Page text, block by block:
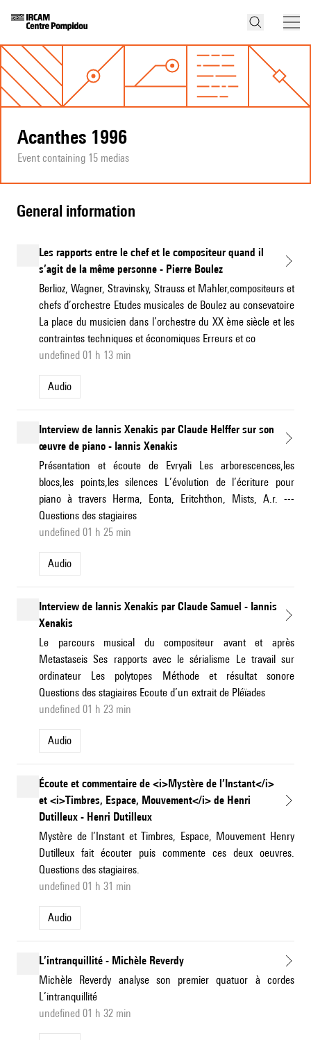
Acanthes 1996
Event containing 15 medias
general information
Les rapports entre le chef et le compositeur quand il
s’agit de la même personne - Pierre Boulez
Berlioz, Wagner, Stravinsky, Strauss et Mahler,compositeurs et
chefs d’orchestre Etudes musicales de Boulez au consevatoire
La place du musicien dans l’orchestre du XX ème siècle et les
contraintes techniques et économiques Erreurs et co
undefined 01 h 13 min
Audio
Interview de Iannis Xenakis par Claude Helffer sur son
œuvre de piano - Iannis Xenakis
Présentation et écoute de Evryali Les arborescences,les
blocs,les points,les silences L’évolution de l’écriture pour
piano à travers Herma, Eonta, Eritchthon, Mists, A.r. ---
Questions des stagiaires
undefined 01 h 25 min
Audio
Interview de Iannis Xenakis par Claude Samuel - Iannis
Xenakis
Le parcours musical du compositeur avant et après
Metastaseis Ses rapports avec le sérialisme Le travail sur
ordinateur Les polytopes Méthode et résultat sonore
Questions des stagiaires Ecoute d’un extrait de Pléïades
undefined 01 h 23 min
Audio
Écoute et commentaire de <i>Mystère de l’Instant</i>
et <i>Timbres, Espace, Mouvement</i> de Henri
Dutilleux - Henri Dutilleux
Mystère de l’Instant et Timbres, Espace, Mouvement Henry
Dutilleux fait écouter puis commente ces deux oeuvres.
Questions des stagiaires.
undefined 01 h 31 min
Audio
L’intranquillité - Michèle Reverdy
Michèle Reverdy analyse son premier quatuor à cordes
L’intranquillité
undefined 01 h 32 min